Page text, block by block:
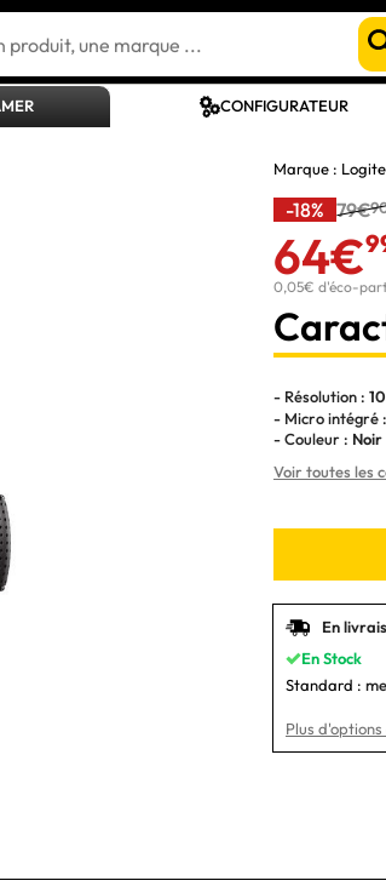
CONFIGURATEUR
Marque :
-18% 79€
64€
0,05€ d'éco-part
- Résolution :
- Micro intégré :
- Couleur : Noir
Voir toutes les
En
En Stock
Standard :
Plus